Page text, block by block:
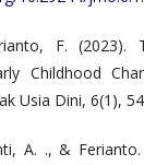
F.
Childhood
Usia Dini, 6(1),
A. ., &